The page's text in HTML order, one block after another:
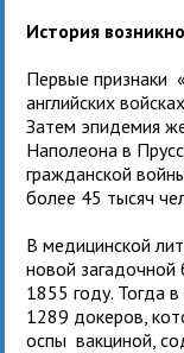
История
Первые признаки
английских
Затем эпидемия
Наполеона в
гражданской
более 45 тысяч
В медицинской
новой загадочной
1855 году. Тогда
1289 докеров,
оспы вакциной,